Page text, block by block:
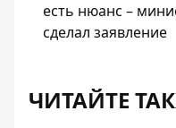
есть нюанс –
сделал заявление
ЧИТАЙТЕ